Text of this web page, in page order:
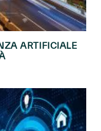
ARTIFICIALE